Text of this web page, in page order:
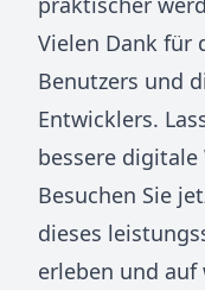
Vielen Dank für
Benutzers und
Entwicklers.
bessere
Besuchen Sie
dieses
erleben und auf